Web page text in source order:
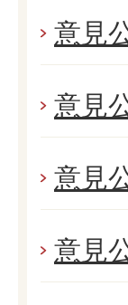
意見
意見
意見
意見